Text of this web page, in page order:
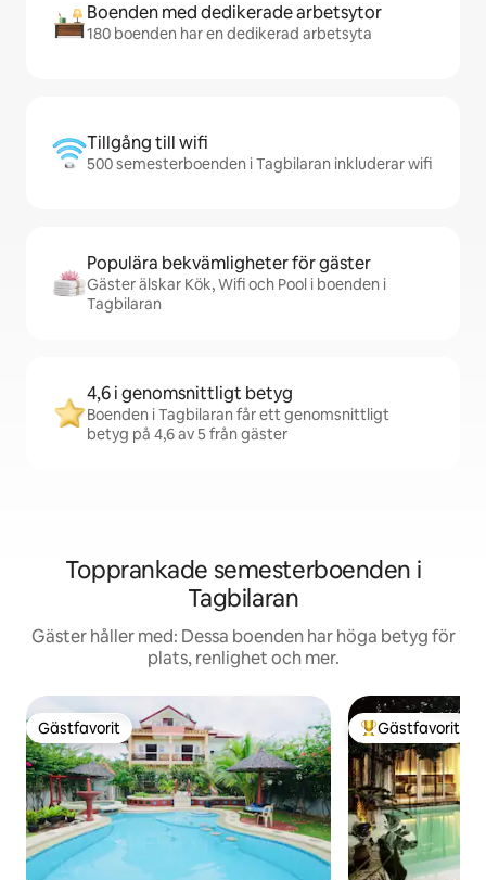
Boenden med dedikerade arbetsytor
180 boenden har en dedikerad arbetsyta
Tillgång till wifi
500 semesterboenden i Tagbilaran inkluderar wifi
Populära bekvämligheter för gäster
Gäster älskar Kök, Wifi och Pool i boenden i
Tagbilaran
4,6 i genomsnittligt betyg
Boenden i Tagbilaran får ett genomsnittligt
betyg på 4,6 av 5 från gäster
Topprankade semesterboenden i
Tagbilaran
Gäster håller med: Dessa boenden har höga betyg för
plats, renlighet och mer.
Gästfavorit
Gästfavorit Populär
Gästfavorit